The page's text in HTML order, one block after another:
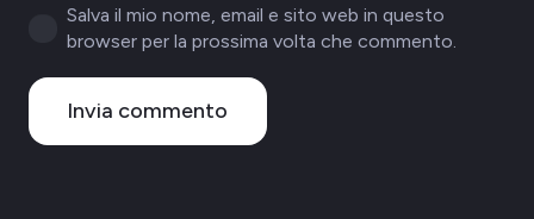
Salva il mio nome, email e sito web in questo
browser per la prossima volta che commento.
Invia commento